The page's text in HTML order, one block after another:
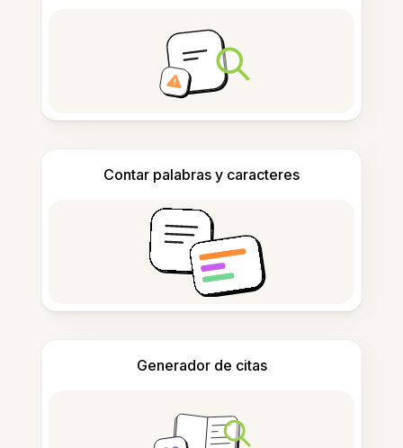
Contar palabras y caracteres
Generador de citas